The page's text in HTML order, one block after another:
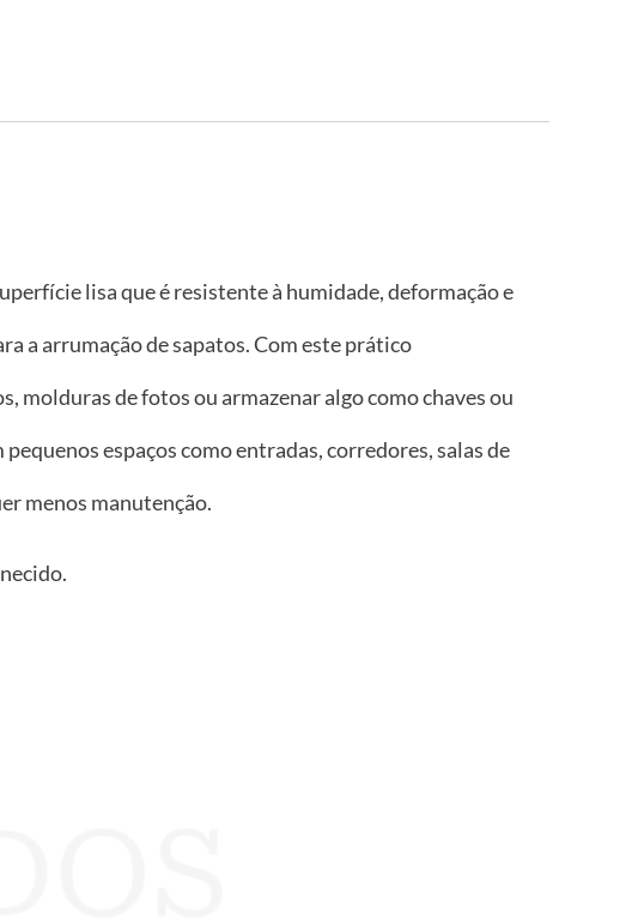
lisa que é resistente à humidade, deformação e
a arrumação de sapatos. Com este prático
de fotos ou armazenar algo como chaves ou
espaços como entradas, corredores, salas de
menos manutenção.